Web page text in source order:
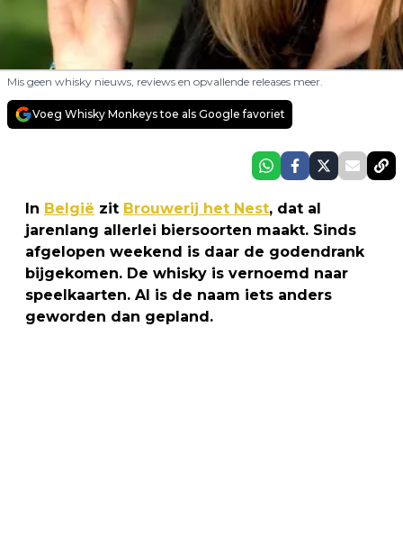
Mis geen whisky nieuws, reviews en opvallende releases meer.
Voeg Whisky Monkeys toe als Google favoriet
In België zit Brouwerij het Nest, dat al
jarenlang allerlei biersoorten maakt. Sinds
afgelopen weekend is daar de godendrank
bijgekomen. De whisky is vernoemd naar
speelkaarten. Al is de naam iets anders
geworden dan gepland.